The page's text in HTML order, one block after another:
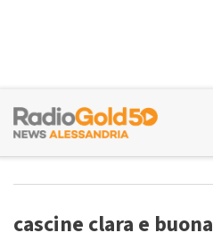
cascine clara e buona